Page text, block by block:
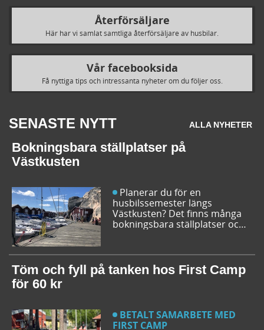
Återförsäljare
Här har vi samlat samtliga återförsäljare av husbilar.
Vår facebooksida
Få nyttiga tips och intressanta nyheter om du följer oss.
SENASTE NYTT ALLA NYHETER
Bokningsbara ställplatser på
Västkusten
husbilssemester längs
Västkusten? Det finns många
bokningsbara ställplatser och
campingturen. Vi ger dig några
bra förslag på ställplatser och
husbilsplatser så att du kan
Töm och fyll på tanken hos First Camp
för 60 kr
BETALT SAMARBETE MED
FIRST CAMP